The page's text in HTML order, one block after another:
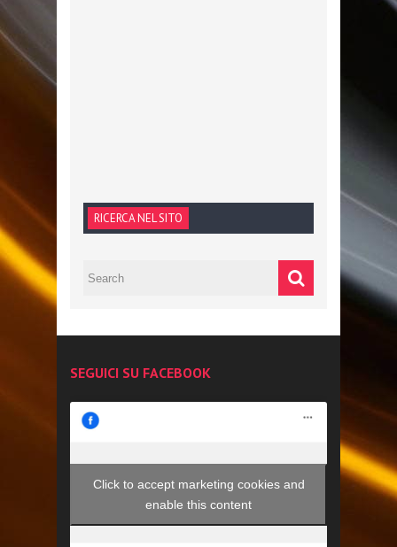
RICERCA NEL SITO
SEGUICI SU FACEBOOK
Click to accept marketing cookies and
enable this content